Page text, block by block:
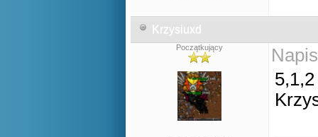
Krzysiuxd
Początkujący
5,1,2